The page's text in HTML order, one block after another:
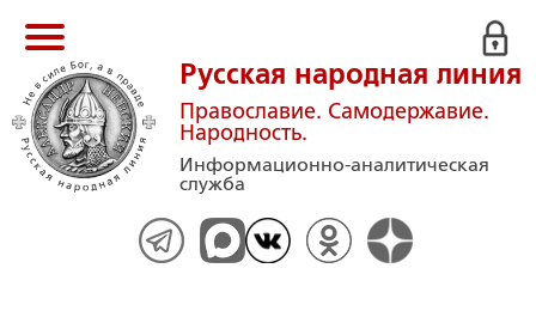
Русская народная линия
Православие. Самодержавие.
Народность.
Информационно-аналитическая
служба